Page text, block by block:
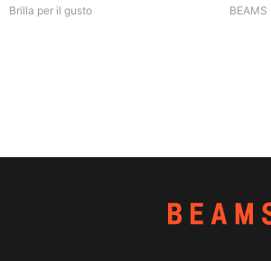
Brilla per il gusto BEAMS